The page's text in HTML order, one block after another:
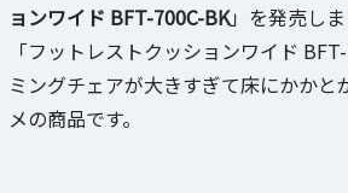
ョンワイド BFT-700C-BK」を発売しま
「フットレストクッションワイド
ミングチェアが大きすぎて床にかかと
メの商品です。